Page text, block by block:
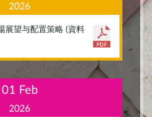
2026
展望与配置策略 (資料
01 Feb
2026